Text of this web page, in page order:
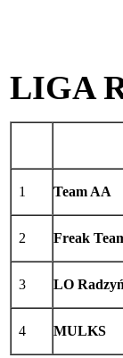
LIGA
1 Team AA
2 Freak
3 LO Radzyń
4 MULKS